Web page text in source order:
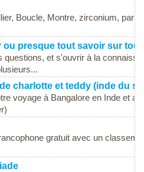
Boucle, Montre, zirconium,
ou presque tout savoir sur tout
questions, et s'ouvrir à la
charlotte et teddy (inde du
voyage à Bangalore en Inde et
gratuit avec un